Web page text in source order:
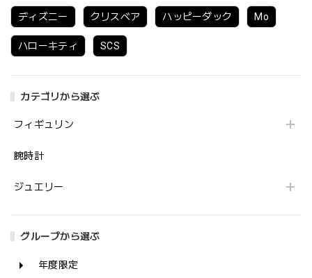
ディズニー クリスベア ハッピーダック Mo
ハローキティ SCS
カテゴリから選ぶ
フィギュリン
腕時計
ジュエリー
グループから選ぶ
年度限定